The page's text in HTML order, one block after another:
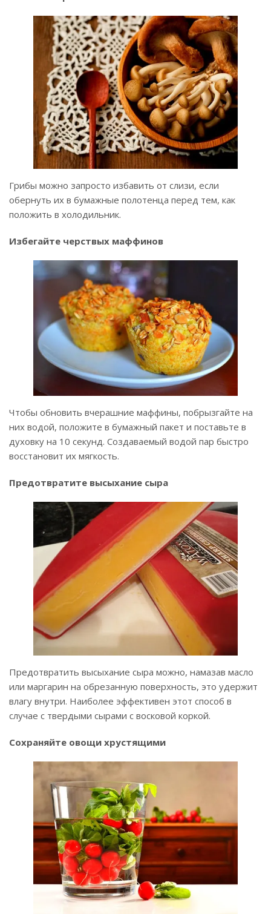
Грибы можно запросто избавить от слизи, если
обернуть их в бумажные полотенца перед тем, как
положить в холодильник.
Избегайте черствых маффинов
Чтобы обновить вчерашние маффины, побрызгайте на
них водой, положите в бумажный пакет и поставьте в
духовку на 10 секунд. Создаваемый водой пар быстро
восстановит их мягкость.
Предотвратите высыхание сыра
Предотвратить высыхание сыра можно, намазав масло
или маргарин на обрезанную поверхность, это удержит
влагу внутри. Наиболее эффективен этот способ в
случае с твердыми сырами с восковой коркой.
Сохраняйте овощи хрустящими